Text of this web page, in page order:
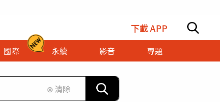
下載 APP
國際 永續 影音
專題
⊗ 清除